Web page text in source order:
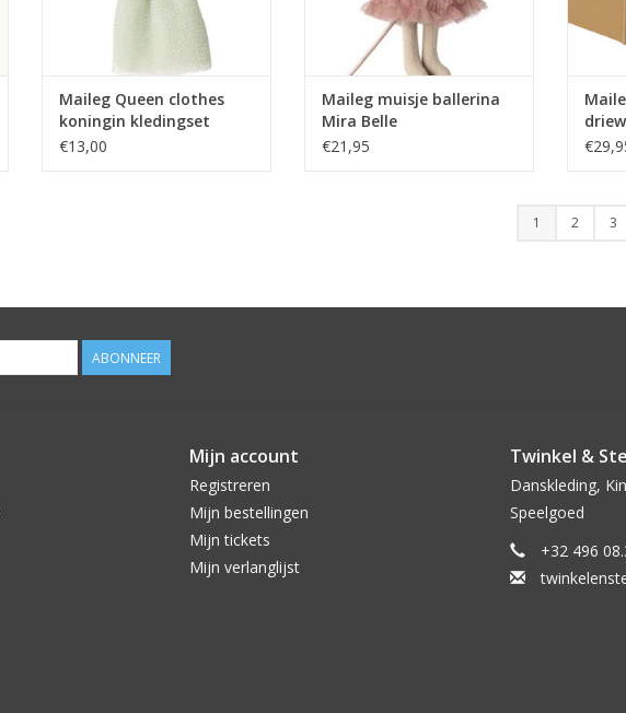
Maileg Queen clothes
koningin kledingset
€13,00
She has magnets in her hands -
ready to perform for every
dance pos
Maileg muisje ballerina
Mira Belle
€21,95
1 2 3
ABONNEER
Mijn account
Registreren
Mijn bestellingen
Mijn tickets
Mijn verlanglijst
Twinkel &
Danskleding,
Speelgoed
+32 496